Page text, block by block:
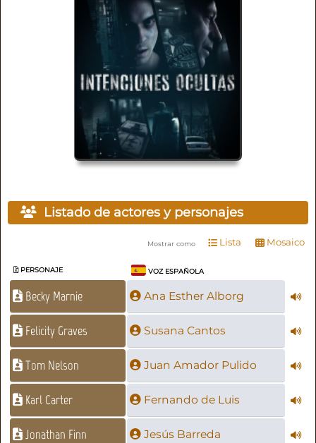
Listado de actores y personajes
Mostrar como Lista Mosaico
PERSONAJE VOZ ESPAÑOLA
Becky Marnie Ana Esther Alborg
Felicity Graves Susana Cantos
Tom Nelson Juan Amador Pulido
Karl Carter Fernando de Luis
Jonathan Finn Jesús Barreda